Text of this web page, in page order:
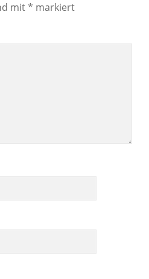
mit* markiert